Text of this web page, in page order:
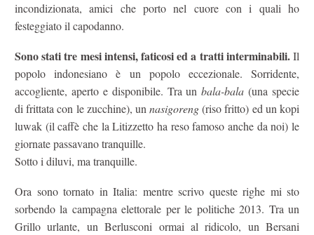
incondizionata, amici che porto nel cuore con i quali ho
festeggiato il capodanno.
Sono stati tre mesi intensi, faticosi ed a tratti interminabili.Il
popolo indonesiano è un popolo eccezionale. Sorridente,
accogliente, aperto e disponibile. Tra unbala-bala (una specie
di frittata con le zucchine), unnasigoreng(riso fritto) ed un kopi
luwak (il caffè che la Litizzetto ha reso famoso anche da noi) le
giornate passavano tranquille.
Sotto i diluvi, ma tranquille.
Ora sono tornato in Italia: mentre scrivo queste righe mi sto
sorbendo la campagna elettorale per le politiche 2013. Tra un
Grillo urlante, un Berlusconi ormai al ridicolo, un Bersani